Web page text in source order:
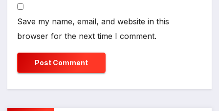
Save my name, email, and website in this
browser for the next time I comment.